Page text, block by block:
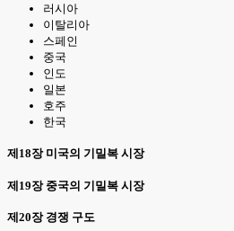
러시아
이탈리아
스페인
중국
인도
일본
호주
한국
제18장 미국의 기밀복 시장
제19장 중국의 기밀복 시장
제20장 경쟁 구도